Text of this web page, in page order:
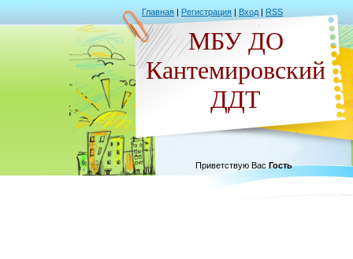
Главная | Регистрация | Вход | RSS
МБУ ДО
Кантемировский
ДДТ
Приветствую Вас Гость